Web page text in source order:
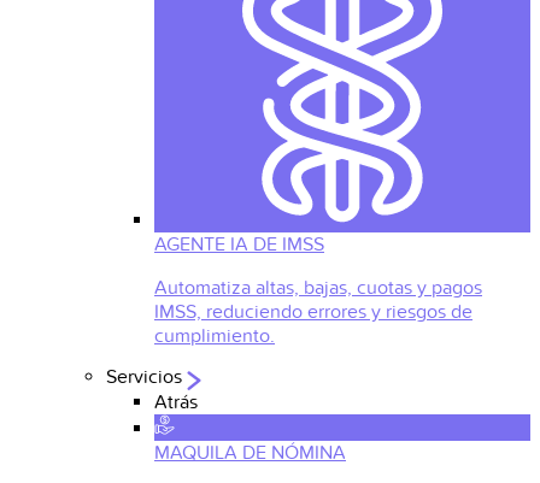
AGENTE IA DE IMSS
Automatiza altas, bajas, cuotas y pagos
IMSS, reduciendo errores y riesgos de
cumplimiento.
Servicios
Atrás
MAQUILA DE NÓMINA